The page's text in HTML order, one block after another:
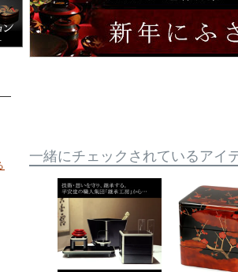
一緒にチェックされているアイ